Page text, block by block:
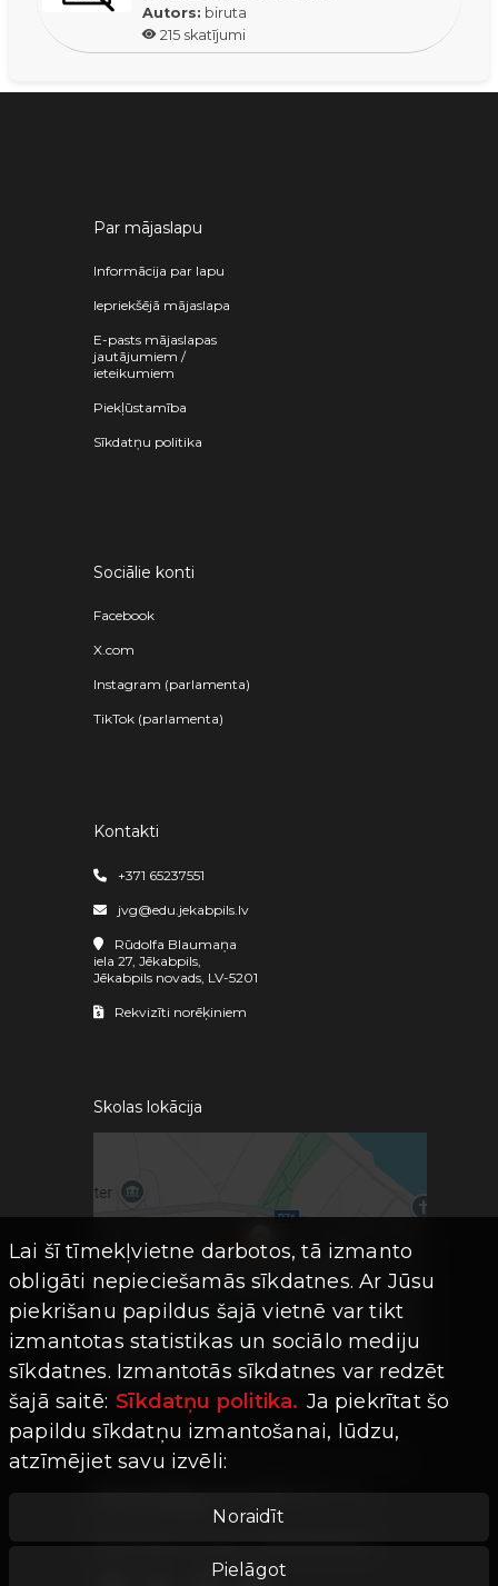
Autors: biruta
215 skatījumi
Par mājaslapu
Informācija par lapu
Iepriekšējā mājaslapa
E-pasts mājaslapas
jautājumiem /
ieteikumiem
Piekļūstamība
Sīkdatņu politika
Sociālie konti
Facebook
X.com
Instagram (parlamenta)
TikTok (parlamenta)
Kontakti
+371 65237551
jvg@edu.jekabpils.lv
Rūdolfa Blaumaņa
iela 27, Jēkabpils,
Jēkabpils novads, LV-5201
Rekvizīti norēķiniem
Skolas lokācija
Lai šī tīmekļvietne darbotos, tā izmanto
obligāti nepieciešamās sīkdatnes. Ar Jūsu
piekrišanu papildus šajā vietnē var tikt
izmantotas statistikas un sociālo mediju
sīkdatnes. Izmantotās sīkdatnes var redzēt
šajā saitē: Sīkdatņu politika. Ja piekrītat šo
papildu sīkdatņu izmantošanai, lūdzu,
atzīmējiet savu izvēli:
Noraidīt
Pielāgot